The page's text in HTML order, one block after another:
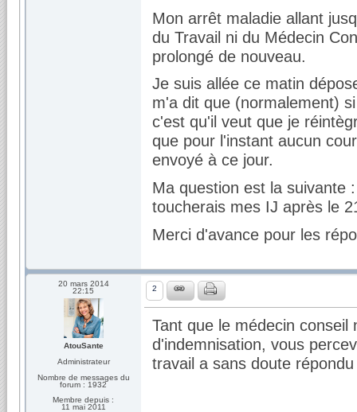
Mon arrêt maladie allant
du Travail ni du Médecin
prolongé de nouveau.
Je suis allée ce matin
m'a dit que (normalement)
c'est qu'il veut que je
que pour l'instant aucun
envoyé à ce jour.
Ma question est la suivante
toucherais mes IJ après le
Merci d'avance pour les
20 mars 2014
22:15
AtouSante
Administrateur
Nombre de messages du
forum : 1932
Membre depuis :
11 mai 2011
2
Tant que le médecin
d'indemnisation, vous
travail a sans doute